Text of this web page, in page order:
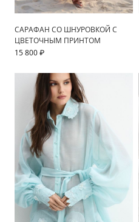
САРАФАН СО ШНУРОВКОЙ С
ЦВЕТОЧНЫМ ПРИНТОМ
15 800 ₽